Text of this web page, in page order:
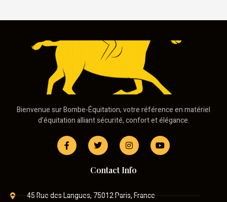
Bienvenue sur Bombe-Équitation, votre référence en matériel
d’équitation alliant sécurité, confort et élégance.
Contact Info
45 Rue des Langues, 75012 Paris, France